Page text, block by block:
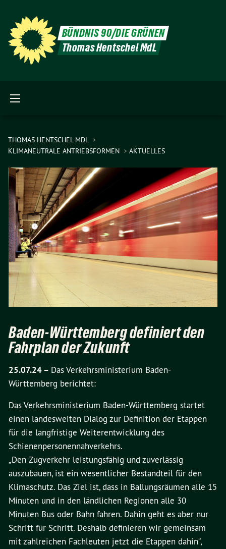
BÜNDNIS 90/DIE GRÜNEN
Thomas Hentschel MdL
THOMAS HENTSCHEL MDL
KLIMANEUTRALE ANTRIEBSFORMEN
AKTUELLES
Baden-Württemberg definiert den
Fahrplan der Zukunft
25.07.24 – Das Verkehrsministerium Baden-
Württemberg berichtet:
Das Verkehrsministerium Baden-Württemberg startet
einen landesweiten Dialog zur Definition der Etappen
für die langfristige Weiterentwicklung des
Schienenpersonennahverkehrs.
„Den Zugverkehr leistungsfähig und zuverlässig
auszubauen, ist ein wesentlicher Bestandteil für den
Klimaschutz. Das Ziel ist, dass in Ballungsräumen alle 15
Minuten und in den ländlichen Regionen alle 30
Minuten Bus oder Bahn fahren. Dahin geht es aber nur
Schritt für Schritt. Deshalb definieren wir gemeinsam
mit zahlreichen Fachleuten jetzt die Etappen dahin“,